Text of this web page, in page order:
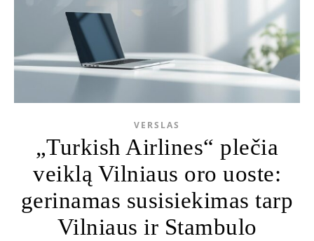
VERSLAS
„Turkish Airlines“ plečia
veiklą Vilniaus oro uoste:
gerinamas susisiekimas tarp
Vilniaus ir Stambulo